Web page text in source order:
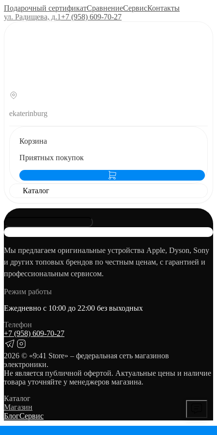
Подарочный сертификатСравнениеСервисКонтакты
ул. Радищева, д.1+7 (958) 609‑70‑27
ekaterinburg
Корзина
Приятных покупок
Каталог
Мы предлагаем оригинальные устройства Apple, Dyson, Sony
и других топовых брендов по честным ценам, с гарантией и
профессиональным сервисом.
Режим работы
Ежедневно с 10:00 до 22:00 без выходных
Телефон
+7 (958) 609‑70‑27
2026 © «9:41 Store» – федеральная сеть магазинов
электроники.
Не является публичной офертой. Актуальные цены и наличие
товара уточняйте у менеджеров магазина.
Каталог
Магазин
БлогСервис